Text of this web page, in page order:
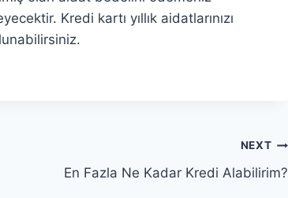
Kredi kartı yıllık aidatlarınızı
NEXT
En Fazla Ne Kadar Kredi Alabilirim?